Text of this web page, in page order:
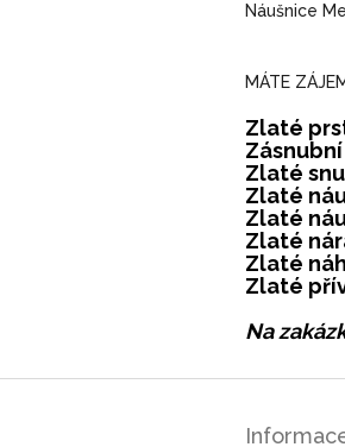
Náušnice
MÁTE
Zlaté
Zlaté
Zlaté
Zlaté
Zlaté
Zlaté
Zlaté
Na